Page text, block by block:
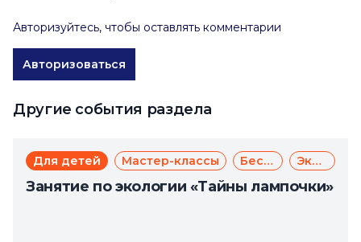
Авторизуйтесь, чтобы оставлять комментарии
Авторизоваться
Другие события раздела
Для детей Мастер-классы Бесплатно Экология
Занятие по экологии «Тайны лампочки»